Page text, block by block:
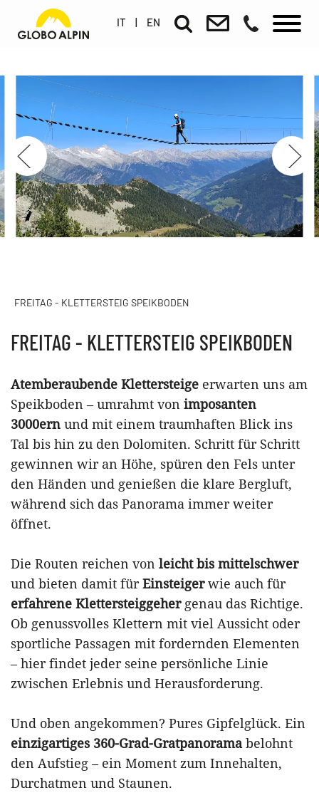
IT | EN
FREITAG - KLETTERSTEIG SPEIKBODEN
FREITAG - KLETTERSTEIG SPEIKBODEN
Atemberaubende Klettersteige erwarten uns am
Speikboden – umrahmt von imposanten
3000ern und mit einem traumhaften Blick ins
Tal bis hin zu den Dolomiten. Schritt für Schritt
gewinnen wir an Höhe, spüren den Fels unter
den Händen und genießen die klare Bergluft,
während sich das Panorama immer weiter
öffnet.
Die Routen reichen von leicht bis mittelschwer
und bieten damit fürEinsteigerwie auch für
erfahrene Klettersteiggehergenau das Richtige.
Ob genussvolles Klettern mit viel Aussicht oder
sportliche Passagen mit fordernden Elementen
– hier findet jeder seine persönliche Linie
zwischen Erlebnis und Herausforderung.
Und oben angekommen? Pures Gipfelglück. Ein
einzigartiges 360-Grad-Gratpanorama belohnt
den Aufstieg – ein Moment zum Innehalten,
Durchatmen und Staunen.